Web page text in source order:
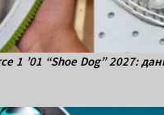
1 ’01 “Shoe Dog” 2027: